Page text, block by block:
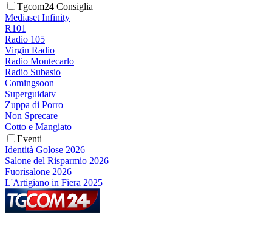
Tgcom24 Consiglia
Mediaset Infinity
R101
Radio 105
Virgin Radio
Radio Montecarlo
Radio Subasio
Comingsoon
Superguidatv
Zuppa di Porro
Non Sprecare
Cotto e Mangiato
Eventi
Identità Golose 2026
Salone del Risparmio 2026
Fuorisalone 2026
L'Artigiano in Fiera 2025